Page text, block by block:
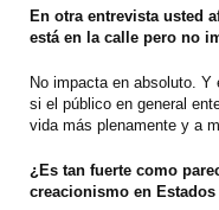
En otra entrevista usted
está en la calle pero no
No impacta en absoluto. Y
si el público en general
vida más plenamente y a
¿Es tan fuerte como
creacionismo en